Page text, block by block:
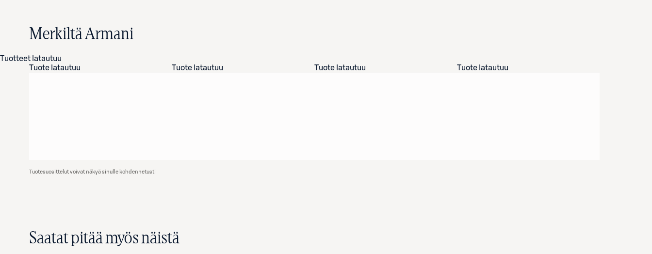
Merkiltä Armani
Tuotteet latautuu
Tuote latautuu
Tuote latautuu Tuote latautuu Tuote latautuu
Tuotesuosittelut voivat näkyä sinulle kohdennetusti
Saatat pitää myös näistä